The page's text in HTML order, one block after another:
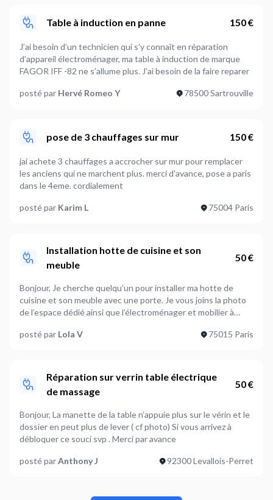
Table à induction en panne 150 €
J’ai besoin d’un technicien qui s’y connaît en réparation
d’appareil électroménager, ma table à induction de marque
FAGOR IFF -82 ne s’allume plus. J’ai besoin de la faire reparer
posté par Hervé Romeo Y 78500 Sartrouville
pose de 3 chauffages sur mur 150 €
jai achete 3 chauffages a accrocher sur mur pour remplacer
les anciens qui ne marchent plus. merci d'avance, pose a paris
dans le 4eme. cordialement
posté par Karim L 75004 Paris
Installation hotte de cuisine et son
meuble
50 €
Bonjour, Je cherche quelqu’un pour installer ma hotte de
cuisine et son meuble avec une porte. Je vous joins la photo
de l’espace dédié ainsi que l’électroménager et mobilier à
avec des murs en brique à l’intérieur donc besoin de tiges de
posté par Lola V 75015 Paris
Réparation sur verrin table électrique
de massage
50 €
Bonjour, La manette de la table n’appuie plus sur le vérin et le
dossier en peut plus de lever ( cf photo) Si vous arrivez à
débloquer ce souci svp . Merci par avance
posté parAnthony J 92300 Levallois-Perret